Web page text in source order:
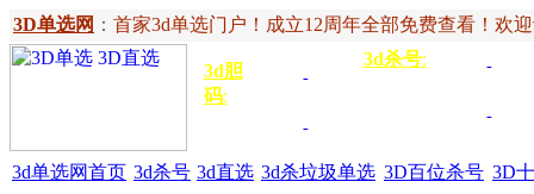
3D单选网 ： 首家3d单选门户！成立12周年全部免费查看！欢
3d胆
码:
3d杀号:
3d单选网首页 3d杀号 3d直选 3d杀垃圾单选 3D百位杀号 3D